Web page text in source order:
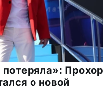
Прохор
о новой